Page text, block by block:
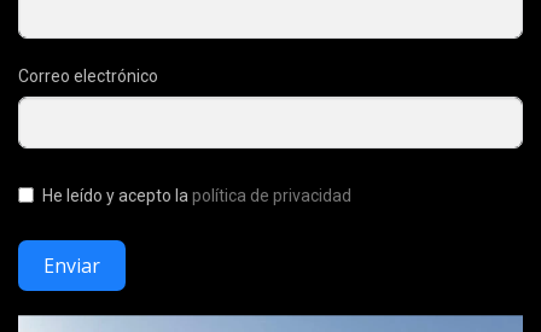
Correo electrónico
He leído y acepto lapolítica de privacidad
Enviar